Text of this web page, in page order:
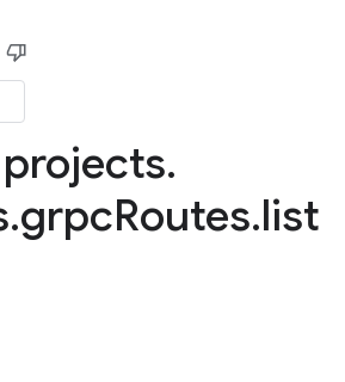
.
.grpcRoutes.list